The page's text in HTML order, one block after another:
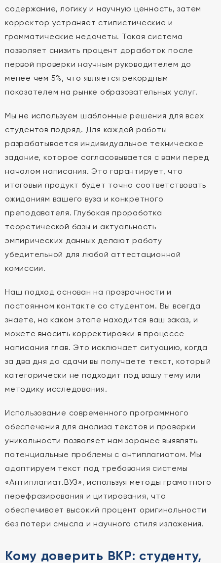
содержание, логику и научную ценность, затем
корректор устраняет стилистические и
грамматические недочеты. Такая система
позволяет снизить процент доработок после
первой проверки научным руководителем до
менее чем 5%, что является рекордным
показателем на рынке образовательных услуг.
Мы не используем шаблонные решения для всех
студентов подряд. Для каждой работы
разрабатывается индивидуальное техническое
задание, которое согласовывается с вами перед
началом написания. Это гарантирует, что
итоговый продукт будет точно соответствовать
ожиданиям вашего вуза и конкретного
преподавателя. Глубокая проработка
теоретической базы и актуальность
эмпирических данных делают работу
убедительной для любой аттестационной
комиссии.
Наш подход основан на прозрачности и
постоянном контакте со студентом. Вы всегда
знаете, на каком этапе находится ваш заказ, и
можете вносить корректировки в процессе
написания глав. Это исключает ситуацию, когда
за два дня до сдачи вы получаете текст, который
категорически не подходит под вашу тему или
методику исследования.
Использование современного программного
обеспечения для анализа текстов и проверки
уникальности позволяет нам заранее выявлять
потенциальные проблемы с антиплагиатом. Мы
адаптируем текст под требования системы
«Антиплагиат.ВУЗ», используя методы грамотного
перефразирования и цитирования, что
обеспечивает высокий процент оригинальности
без потери смысла и научного стиля изложения.
Кому доверить ВКР: студенту,